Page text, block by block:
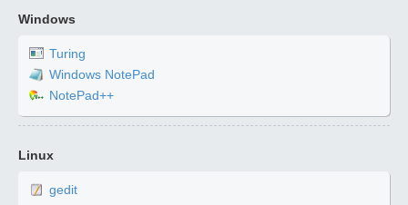
Windows
Turing
Windows NotePad
NotePad++
Linux
gedit